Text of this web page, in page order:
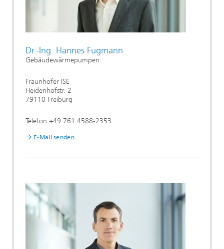
Dr.-Ing. Hannes Fugmann
Gebäudewärmepumpen
Fraunhofer ISE
Heidenhofstr. 2
79110 Freiburg
Telefon +49 761 4588-2353
E-Mail senden